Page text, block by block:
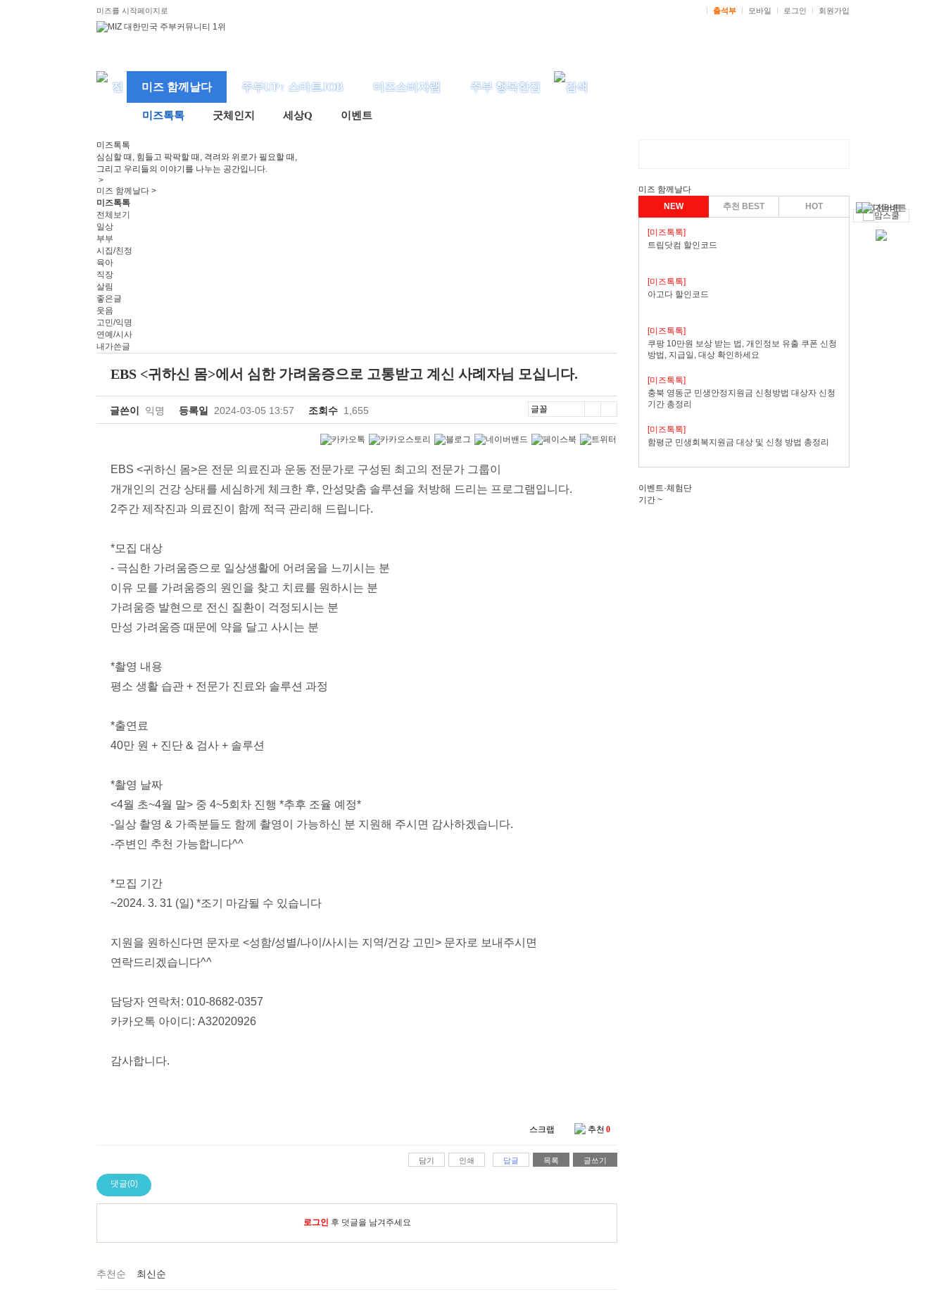
미즈를 시작페이지로 출석부 모바일 로그인 회원가입
미즈 함께날다 주부UP↑ 스마트JOB 미즈소비자랩 주부 행복한집
미즈톡톡 굿체인지 세상Q 이벤트
미즈톡톡
심심할 때, 힘들고 팍팍할 때, 격려와 위로가 필요할 때,
그리고 우리들의 이야기를 나누는 공간입니다.
>
미즈 함께날다 >
미즈톡톡
전체보기
일상
부부
시집/친정
육아
직장
살림
좋은글
웃음
고민/익명
연예/시사
내가쓴글
EBS <귀하신 몸>에서 심한 가려움증으로 고통받고 계신 사례자님 모십니다.
글쓴이 익명 등록일 2024-03-05 13:57 조회수 1,655
EBS <귀하신 몸>은 전문 의료진과 운동 전문가로 구성된 최고의 전문가 그룹이
개개인의 건강 상태를 세심하게 체크한 후, 안성맞춤 솔루션을 처방해 드리는 프로그램입니다.
2주간 제작진과 의료진이 함께 적극 관리해 드립니다.
*모집 대상
- 극심한 가려움증으로 일상생활에 어려움을 느끼시는 분
이유 모를 가려움증의 원인을 찾고 치료를 원하시는 분
가려움증 발현으로 전신 질환이 걱정되시는 분
만성 가려움증 때문에 약을 달고 사시는 분
*촬영 내용
평소 생활 습관 + 전문가 진료와 솔루션 과정
*출연료
40만 원 + 진단 & 검사 + 솔루션
*촬영 날짜
<4월 초~4월 말> 중 4~5회차 진행 *추후 조율 예정*
-일상 촬영 & 가족분들도 함께 촬영이 가능하신 분 지원해 주시면 감사하겠습니다.
-주변인 추천 가능합니다^^
*모집 기간
~2024. 3. 31 (일) *조기 마감될 수 있습니다
지원을 원하신다면 문자로 <성함/성별/나이 /사시는 지역/건강 고민 > 문자로 보내주시면
연락드리겠습니다^^
담당자 연락처 : 010-8682-0357
카카오톡 아이디 : A32020926
감사합니다.
스크랩 추천 0
담기 인쇄 답글 목록 글쓰기
댓글(0)
로그인 후 덧글을 남겨주세요
추천순 최신순
미즈 함께날다
NEW
추천 BEST HOT
[미즈톡톡]
트립닷컴 할인코드
[미즈톡톡]
아고다 할인코드
[미즈톡톡]
쿠팡 10만원 보상 받는 법, 개인정보 유출 쿠폰 신청
방법, 지급일, 대상 확인하세요
[미즈톡톡]
충북 영동군 민생안정지원금 신청방법 대상자 신청
기간 총정리
[미즈톡톡]
함평군 민생회복지원금 대상 및 신청 방법 총정리
이벤트·체험단
기간 ~